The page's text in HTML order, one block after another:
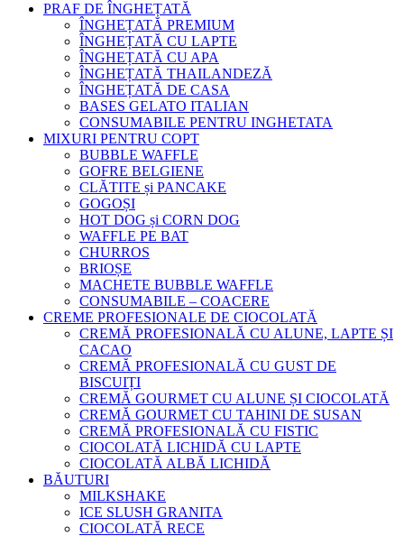
PRAF DE ÎNGHEȚATĂ
ÎNGHEȚATĂ PREMIUM
ÎNGHEȚATĂ CU LAPTE
ÎNGHEȚATĂ CU APA
ÎNGHEȚATĂ THAILANDEZĂ
ÎNGHEȚATĂ DE CASA
BASES GELATO ITALIAN
CONSUMABILE PENTRU INGHETATA
MIXURI PENTRU COPT
BUBBLE WAFFLE
GOFRE BELGIENE
CLĂTITE și PANCAKE
GOGOȘI
HOT DOG și CORN DOG
WAFFLE PE BAT
CHURROS
BRIOȘE
MACHETE BUBBLE WAFFLE
CONSUMABILE – COACERE
CREME PROFESIONALE DE CIOCOLATĂ
CREMĂ PROFESIONALĂ CU ALUNE, LAPTE ȘI
CACAO
CREMĂ PROFESIONALĂ CU GUST DE
BISCUIȚI
CREMĂ GOURMET CU ALUNE ȘI CIOCOLATĂ
CREMĂ GOURMET CU TAHINI DE SUSAN
CREMĂ PROFESIONALĂ CU FISTIC
CIOCOLATĂ LICHIDĂ CU LAPTE
CIOCOLATĂ ALBĂ LICHIDĂ
BĂUTURI
MILKSHAKE
ICE SLUSH GRANITA
CIOCOLATĂ RECE